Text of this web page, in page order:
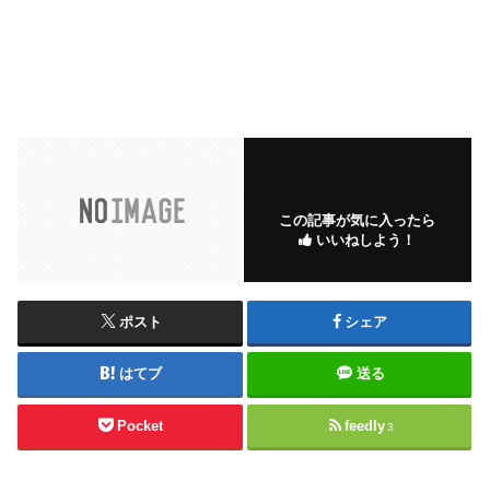
この記事が気に入ったら
いいねしよう！
ポスト シェア
はてブ 送る
Pocket feedly 3